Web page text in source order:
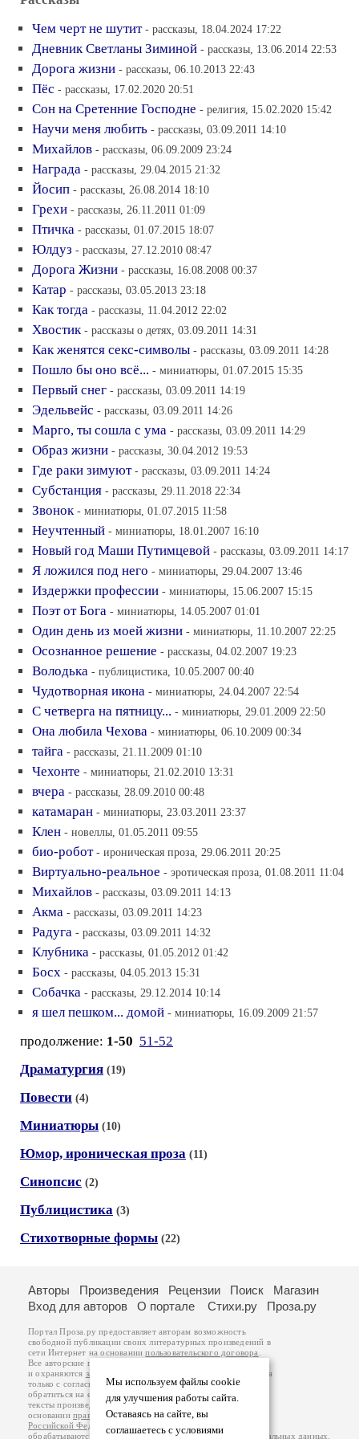
Чем черт не шутит - рассказы, 18.04.2024 17:22
Дневник Светланы Зиминой - рассказы, 13.06.2014 22:53
Дорога жизни - рассказы, 06.10.2013 22:43
Пёс - рассказы, 17.02.2020 20:51
Сон на Сретенние Господне - религия, 15.02.2020 15:42
Научи меня любить - рассказы, 03.09.2011 14:10
Михайлов - рассказы, 06.09.2009 23:24
Награда - рассказы, 29.04.2015 21:32
Йосип - рассказы, 26.08.2014 18:10
Грехи - рассказы, 26.11.2011 01:09
Птичка - рассказы, 01.07.2015 18:07
Юлдуз - рассказы, 27.12.2010 08:47
Дорога Жизни - рассказы, 16.08.2008 00:37
Катар - рассказы, 03.05.2013 23:18
Как тогда - рассказы, 11.04.2012 22:02
Хвостик - рассказы о детях, 03.09.2011 14:31
Как женятся секс-символы - рассказы, 03.09.2011 14:28
Пошло бы оно всё... - миниатюры, 01.07.2015 15:35
Первый снег - рассказы, 03.09.2011 14:19
Эдельвейс - рассказы, 03.09.2011 14:26
Марго, ты сошла с ума - рассказы, 03.09.2011 14:29
Образ жизни - рассказы, 30.04.2012 19:53
Где раки зимуют - рассказы, 03.09.2011 14:24
Субстанция - рассказы, 29.11.2018 22:34
Звонок - миниатюры, 01.07.2015 11:58
Неучтенный - миниатюры, 18.01.2007 16:10
Новый год Маши Путимцевой - рассказы, 03.09.2011 14:17
Я ложился под него - миниатюры, 29.04.2007 13:46
Издержки профессии - миниатюры, 15.06.2007 15:15
Поэт от Бога - миниатюры, 14.05.2007 01:01
Один день из моей жизни - миниатюры, 11.10.2007 22:25
Осознанное решение - рассказы, 04.02.2007 19:23
Володька - публицистика, 10.05.2007 00:40
Чудотворная икона - миниатюры, 24.04.2007 22:54
С четверга на пятницу... - миниатюры, 29.01.2009 22:50
Она любила Чехова - миниатюры, 06.10.2009 00:34
тайга - рассказы, 21.11.2009 01:10
Чехонте - миниатюры, 21.02.2010 13:31
вчера - рассказы, 28.09.2010 00:48
катамаран - миниатюры, 23.03.2011 23:37
Клен - новеллы, 01.05.2011 09:55
био-робот - ироническая проза, 29.06.2011 20:25
Виртуально-реальное - эротическая проза, 01.08.2011 11:04
Михайлов - рассказы, 03.09.2011 14:13
Акма - рассказы, 03.09.2011 14:23
Радуга - рассказы, 03.09.2011 14:32
Клубника - рассказы, 01.05.2012 01:42
Босх - рассказы, 04.05.2013 15:31
Собачка - рассказы, 29.12.2014 10:14
я шел пешком... домой - миниатюры, 16.09.2009 21:57
продолжение: 1-50 51-52
Драматургия (19)
Повести (4)
Миниатюры (10)
Юмор, ироническая проза (11)
Синопсис (2)
Публицистика (3)
Стихотворные формы (22)
Мы используем файлы cookie
для улучшения работы сайта.
Оставаясь на сайте, вы
соглашаетесь с условиями
Авторы Произведения Рецензии Поиск
Магазин
Вход для авторов
О портале Стихи.ру Проза.ру
Портал Проза.ру предоставляет авторам возможность
свободной публикации своих литературных произведений в
сети Интернет на основаниипользовательского договора
Все авторские права на произведения принадлежат авторам
и охраняются законом
. Перепечатка произведений возможна
только с согласия его автора, к которому вы можете
обратиться на его авторской странице. Ответственность за
тексты произведений авторы несут самостоятельно на
основанииправил публикацииизаконодательства
Российской Федерации
обрабатываются на основанииПолитики обработки персональных данных